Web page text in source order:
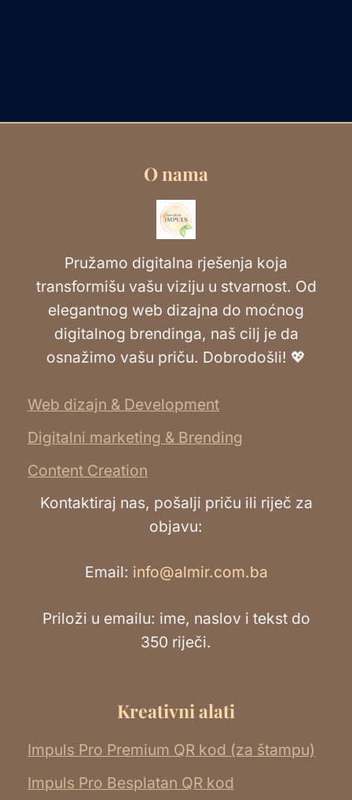
O nama
Pružamo digitalna rješenja koja
transformišu vašu viziju u stvarnost. Od
elegantnog web dizajna do moćnog
digitalnog brendinga, naš cilj je da
osnažimo vašu priču. Dobrodošli! 💖
Web dizajn & Development
Digitalni marketing & Brending
Content Creation
Kontaktiraj nas, pošalji priču ili riječ za
objavu:
Email: info@almir.com.ba
Priloži u emailu: ime, naslov i tekst do
350 riječi.
Kreativni alati
Impuls Pro Premium QR kod (za štampu)
Impuls Pro Besplatan QR kod